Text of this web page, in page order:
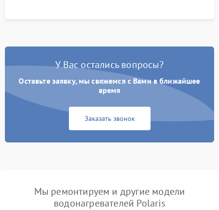
У Вас остались вопросы?
Оставьте заявку, мы свяжемся с Вами в ближайшее
время
Заказать звонок
Мы ремонтируем и другие модели
водонагревателей Polaris